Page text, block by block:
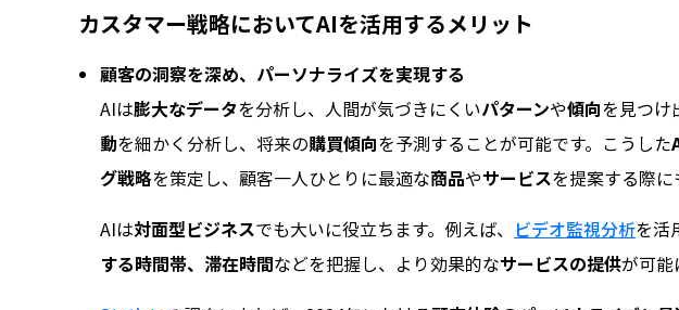
カスタマー戦略においてAIを活用するメリット
顧客の洞察を深め、パーソナライズを実現する
AIは膨大なデータを分析し、人間が気づきにくいパターンや傾向を見つけ
動を細かく分析し、将来の購買傾向を予測することが可能です。こうした
グ戦略を策定し、顧客一人ひとりに最適な商品やサービスを提案する際に
AIは対面型ビジネスでも大いに役立ちます。例えば、 ビデオ監視分析を活
する時間帯、滞在時間などを把握し、より効果的なサービスの提供が可能